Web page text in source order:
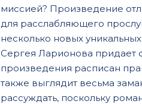
миссией? Произведение
для расслабляющего
несколько новых
Сергея Ларионова
произведения расписан
также выглядит весьма
рассуждать, поскольку